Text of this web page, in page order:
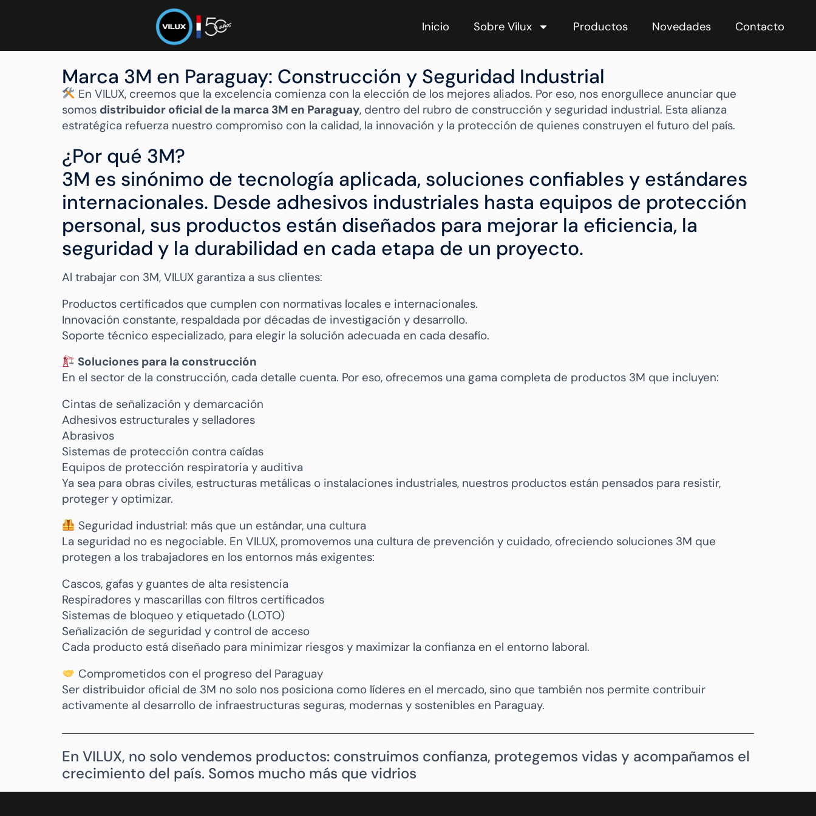
Inicio Sobre Vilux Productos Novedades Contacto
Marca 3M en Paraguay: Construcción y Seguridad Industrial
En VILUX, creemos que la excelencia comienza con la elección de los mejores aliados. Por eso, nos enorgullece anunciar que
somos distribuidor oficial de la marca 3M en Paraguay, dentro del rubro de construcción y seguridad industrial. Esta alianza
estratégica refuerza nuestro compromiso con la calidad, la innovación y la protección de quienes construyen el futuro del país.
¿Por qué 3M?
3M es sinónimo de tecnología aplicada, soluciones confiables y estándares
internacionales. Desde adhesivos industriales hasta equipos de protección
personal, sus productos están diseñados para mejorar la eficiencia, la
seguridad y la durabilidad en cada etapa de un proyecto.
Al trabajar con 3M, VILUX garantiza a sus clientes:
Productos certificados que cumplen con normativas locales e internacionales.
Innovación constante, respaldada por décadas de investigación y desarrollo.
Soporte técnico especializado, para elegir la solución adecuada en cada desafío.
Soluciones para la construcción
En el sector de la construcción, cada detalle cuenta. Por eso, ofrecemos una gama completa de productos 3M que incluyen:
Cintas de señalización y demarcación
Adhesivos estructurales y selladores
Abrasivos
Sistemas de protección contra caídas
Equipos de protección respiratoria y auditiva
Ya sea para obras civiles, estructuras metálicas o instalaciones industriales, nuestros productos están pensados para resistir,
proteger y optimizar.
Seguridad industrial: más que un estándar, una cultura
La seguridad no es negociable. En VILUX, promovemos una cultura de prevención y cuidado, ofreciendo soluciones 3M que
protegen a los trabajadores en los entornos más exigentes:
Cascos, gafas y guantes de alta resistencia
Respiradores y mascarillas con filtros certificados
Sistemas de bloqueo y etiquetado (LOTO)
Señalización de seguridad y control de acceso
Cada producto está diseñado para minimizar riesgos y maximizar la confianza en el entorno laboral.
Comprometidos con el progreso del Paraguay
Ser distribuidor oficial de 3M no solo nos posiciona como líderes en el mercado, sino que también nos permite contribuir
activamente al desarrollo de infraestructuras seguras, modernas y sostenibles en Paraguay.
En VILUX, no solo vendemos productos: construimos confianza, protegemos vidas y acompañamos el
crecimiento del país. Somos mucho más que vidrios